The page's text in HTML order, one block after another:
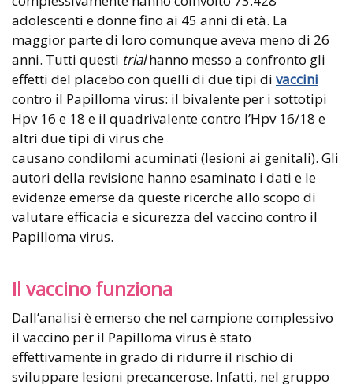
adolescenti e donne fino ai 45 anni di età. La
maggior parte di loro comunque aveva meno di 26
anni. Tutti questi trialhanno messo a confronto gli
effetti del placebo con quelli di due tipi di vaccini
contro il Papilloma virus: il bivalente per i sottotipi
Hpv 16 e 18 e il quadrivalente contro l’Hpv 16/18 e
altri due tipi di virus che
causano condilomi acuminati (lesioni ai genitali). Gli
autori della revisione hanno esaminato i dati e le
evidenze emerse da queste ricerche allo scopo di
valutare efficacia e sicurezza del vaccino contro il
Papilloma virus.
Il vaccino funziona
Dall’analisi è emerso che nel campione complessivo
il vaccino per il Papilloma virus è stato
effettivamente in grado di ridurre il rischio di
sviluppare lesioni precancerose. Infatti, nel gruppo